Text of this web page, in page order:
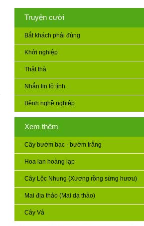
Truyện cười
Bắt khách phải đúng
Khởi nghiệp
Thật thà
Nhắn tin tỏ tình
Bệnh nghề nghiệp
Xem thêm
Cây bướm bạc - bướm trắng
Hoa lan hoàng lạp
Cây Lộc Nhung (Xương rồng sừng hươu)
Mai địa thảo (Mai dạ thảo)
Cây Vả